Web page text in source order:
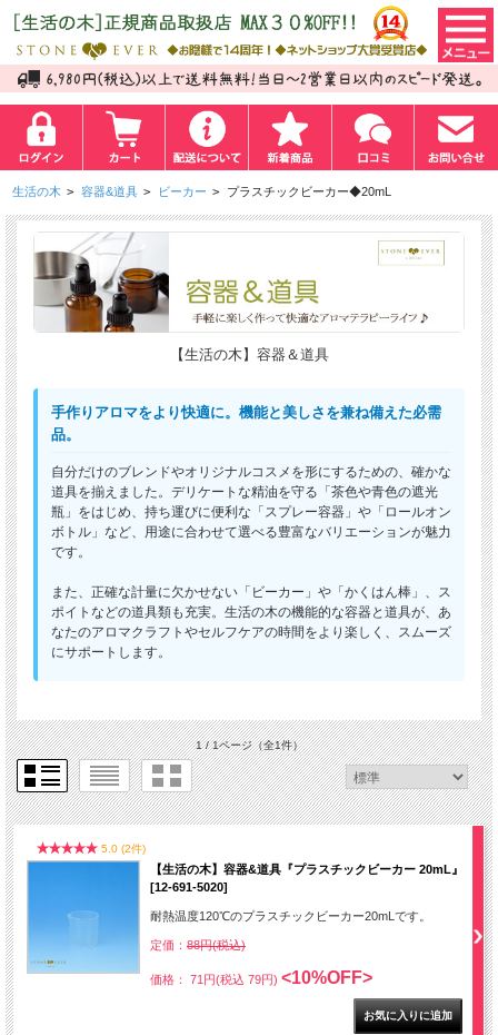
生活の木 > 容器&道具 > ビーカー > プラスチックビーカー◆20mL
【生活の木】容器＆道具
手作りアロマをより快適に。機能と美しさを兼ね備えた必需
品。
自分だけのブレンドやオリジナルコスメを形にするための、確かな
道具を揃えました。デリケートな精油を守る「茶色や青色の遮光
瓶」をはじめ、持ち運びに便利な「スプレー容器」や「ロールオン
ボトル」など、用途に合わせて選べる豊富なバリエーションが魅力
です。
また、正確な計量に欠かせない「ビーカー」や「かくはん棒」、ス
ポイトなどの道具類も充実。生活の木の機能的な容器と道具が、あ
なたのアロマクラフトやセルフケアの時間をより楽しく、スムーズ
にサポートします。
1 / 1ページ（全1件）
5.0 (2件)
【生活の木】容器&道具『プラスチックビーカー 20mL』
[12-691-5020]
耐熱温度120℃のプラスチックビーカー20mLです。
定価： 88円(税込)
価格： 71円(税込 79円) <10%OFF>